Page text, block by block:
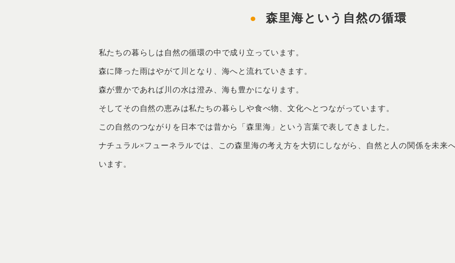
森里海という自然の循環
私たちの暮らしは自然の循環の中で成り立っています。
森に降った雨はやがて川となり、海へと流れていきます。
森が豊かであれば川の水は澄み、海も豊かになります。
そしてその自然の恵みは私たちの暮らしや食べ物、文化へとつながっています。
この自然のつながりを日本では昔から「森里海」という言葉で表してきました。
ナチュラル×フューネラルでは、この森里海の考え方を大切にしながら、自然と人の関係を未来
います。